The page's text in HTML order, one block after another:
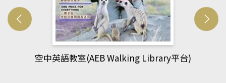
網管人(kono平台)